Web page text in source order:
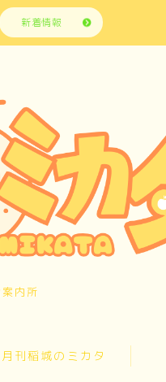
新着情報
内所
月刊稲城のミカタ